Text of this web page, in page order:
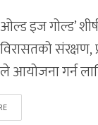
इज गोल्ड’
संरक्षण,
आयोजना गर्न